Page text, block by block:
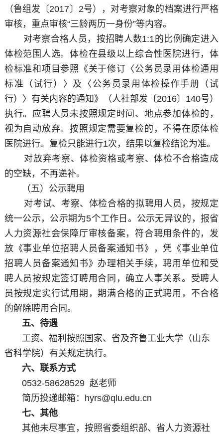
（鲁组发〔2017〕2号），对考察对象的档案进行严格
审核，重点审核“三龄两历一身份”等内容。
对考察合格人员，按招聘人数1:1的比例确定进入
体检范围人选。体检在县级以上综合性医院进行，体
检标准和项目参照《关于修订〈公务员录用体检通用
标准（试行）〉及〈公务员录用体检操作手册（试
行）〉有关内容的通知》（人社部发〔2016〕140号）
执行。应聘人员未按照规定时间、地点参加体检的，
视为自动放弃。按照规定需要复检的，不得在原体检
医院进行。复检只能进行1次，结果以复检结论为准。
对放弃考察、体检资格或考察、体检不合格造成
的空缺，不再递补。
（五）公示聘用
对考试、考察、体检合格的拟聘用人员，按规定
统一公示，公示期为5个工作日。公示无异议的，报省
人力资源社会保障厅审核备案，符合聘用条件的，发
放《事业单位招聘人员备案通知书》，凭《事业单位
招聘人员备案通知书》办理相关手续，聘用单位和受
聘人员按规定签订聘用合同，确立人事关系。受聘人
员按规定实行试用期，期满合格的正式聘用，不合格
的解除聘用合同。
五、待遇
工资、福利按照国家、省及齐鲁工业大学（山东
省科学院）有关规定执行。
六、联系方式
0532-58628529 赵老师
简历投递邮箱：hyrs@qlu.edu.cn
七、其他
其他未尽事宜，按照省委组织部、省人力资源社